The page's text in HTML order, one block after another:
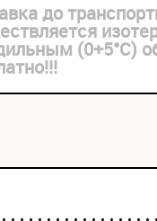
до
(0+5°С)